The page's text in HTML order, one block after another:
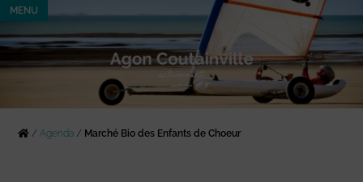
MENU
/Agenda / Marché Bio des Enfants de Choeur